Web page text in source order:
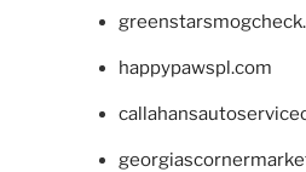
happypawspl.com